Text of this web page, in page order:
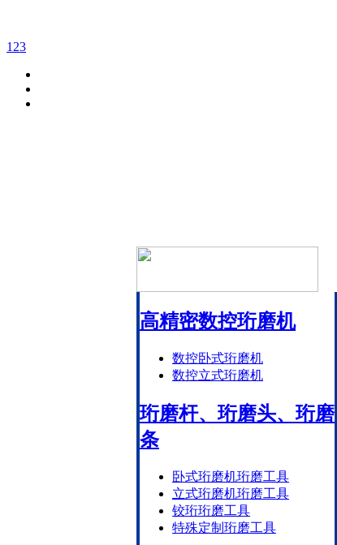
1 23
高精密数控珩磨机
数控卧式珩磨机
数控立式珩磨机
珩磨杆、珩磨头、珩磨
条
卧式珩磨机珩磨工具
立式珩磨机珩磨工具
铰珩珩磨工具
特殊定制珩磨工具